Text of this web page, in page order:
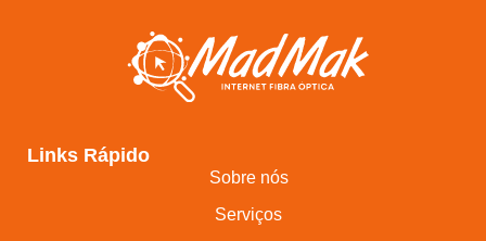
Links Rápido
Sobre nós
Serviços